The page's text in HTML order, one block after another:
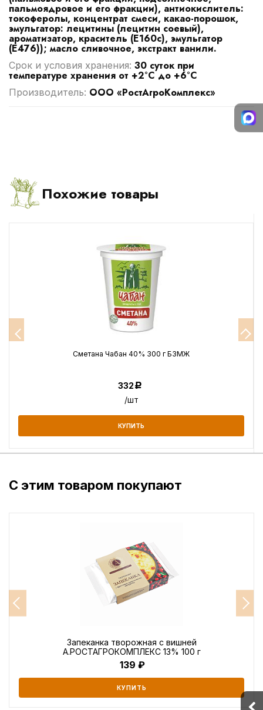
пальмоядровое и его фракции), антиокислитель:
токоферолы, концентрат смеси, какао-порошок,
эмульгатор: лецитины (лецитин соевый),
ароматизатор, краситель (Е160с), эмульгатор
(Е476)); масло сливочное, экстракт ванили.
Срок и условия хранения: 30 суток при
температуре хранения от +2°C до +6°C
Производитель: ООО «РостАгроКомплекс»
Похожие товары
Сметана Чабан 40% 300 г БЗМЖ
332Р
/шт
КУПИТЬ
С этим товаром покупают
Запеканка творожная с вишней
А.РОСТАГРОКОМПЛЕКС 13% 100 г
139
КУПИТЬ